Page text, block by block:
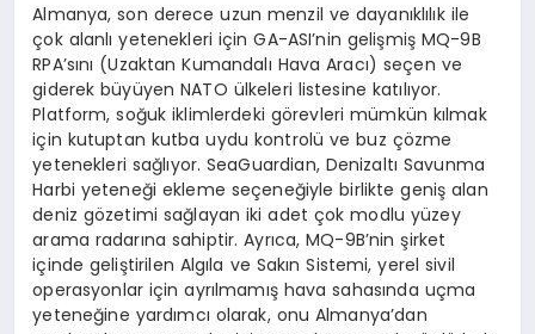
Almanya, son derece uzun menzil ve dayanıklılık ile
çok alanlı yetenekleri için GA-ASI’nin gelişmiş MQ-9B
RPA’sını (Uzaktan Kumandalı Hava Aracı) seçen ve
giderek büyüyen NATO ülkeleri listesine katılıyor.
Platform, soğuk iklimlerdeki görevleri mümkün kılmak
için kutuptan kutba uydu kontrolü ve buz çözme
yetenekleri sağlıyor.SeaGuardian, Denizaltı Savunma
Harbi yeteneği ekleme seçeneğiyle birlikte geniş alan
deniz gözetimi sağlayan iki adet çok modlu yüzey
arama radarına sahiptir. Ayrıca, MQ-9B’nin şirket
içinde geliştirilen Algıla ve Sakın Sistemi, yerel sivil
operasyonlar için ayrılmamış hava sahasında uçma
yeteneğine yardımcı olarak, onu Almanya’dan